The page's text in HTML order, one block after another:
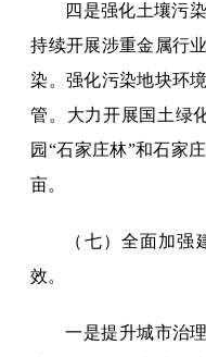
四是强化土壤污
持续开展涉重金属行
染。强化污染地块环
管。大力开展国土绿
园“石家庄林”和石家
亩。
（七）全面加
效。
一是提升城市治